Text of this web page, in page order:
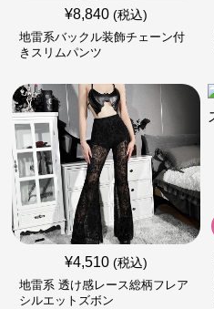
¥8,840 (税込)
地雷系バックル装飾チェーン付
きスリムパンツ
¥4,510 (税込)
地雷系 透け感レース総柄フレア
シルエットズボン